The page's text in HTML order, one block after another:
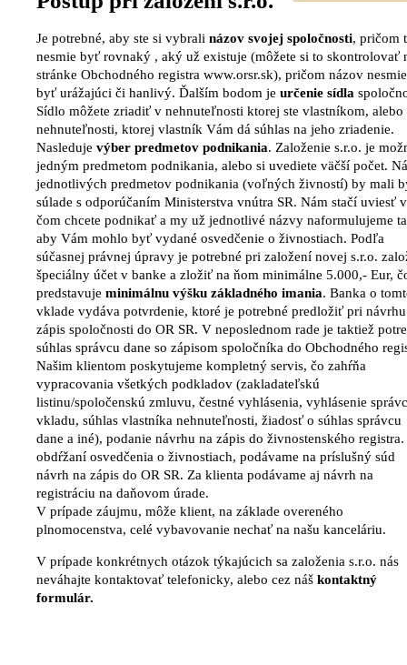
Je potrebné, aby ste si vybrali názov svojej spoločnosti, pričom
nesmie byť rovnaký , aký už existuje (môžete si to skontrolovať
stránke Obchodného registra www.orsr.sk), pričom názov nesmie
byť urážajúci či hanlivý. Ďalším bodom je určenie sídla
Sídlo môžete zriadiť v nehnuteľnosti ktorej ste vlastníkom, alebo
nehnuteľnosti, ktorej vlastník Vám dá súhlas na jeho zriadenie.
Nasleduje výber predmetov podnikania. Založenie s.r.o. je
jedným predmetom podnikania, alebo si uvediete väčší počet.
jednotlivých predmetov podnikania (voľných živností) by mali
súlade s odporúčaním Ministerstva vnútra SR. Nám stačí uviesť v
čom chcete podnikať a my už jednotlivé názvy naformulujeme
aby Vám mohlo byť vydané osvedčenie o živnostiach. Podľa
súčasnej právnej úpravy je potrebné pri založení novej s.r.o.
špeciálny účet v banke a zložiť na ňom minimálne 5.000,- Eur,
predstavuje minimálnu výšku základného imania. Banka o
vklade vydáva potvrdenie, ktoré je potrebné predložiť pri
zápis spoločnosti do OR SR. V neposlednom rade je taktiež
súhlas správcu dane so zápisom spoločníka do Obchodného
Našim klientom poskytujeme kompletný servis, čo zahŕňa
vypracovania všetkých podkladov (zakladateľskú
listinu/spoločenskú zmluvu, čestné vyhlásenia, vyhlásenie
vkladu, súhlas vlastníka nehnuteľnosti, žiadosť o súhlas správcu
dane a iné), podanie návrhu na zápis do živnostenského registra.
obdŕžaní osvedčenia o živnostiach, podávame na príslušný súd
návrh na zápis do OR SR. Za klienta podávame aj návrh na
registráciu na daňovom úrade.
V prípade záujmu, môže klient, na základe overeného
plnomocenstva, celé vybavovanie nechať na našu kanceláriu.
V prípade konkrétnych otázok týkajúcich sa založenia s.r.o. nás
neváhajte kontaktovať telefonicky, alebo cez náš kontaktný
formulár.